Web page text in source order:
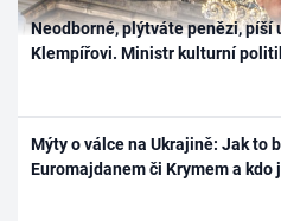
Neodborné, plýtváte penězi, píší
Klempířovi. Ministr kulturní
Mýty o válce na Ukrajině: Jak to
Euromajdanem či Krymem a kdo